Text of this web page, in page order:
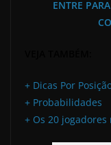
ENTRE
+ Dicas Por
+ Probabilidades
+ Os 20 jogadores